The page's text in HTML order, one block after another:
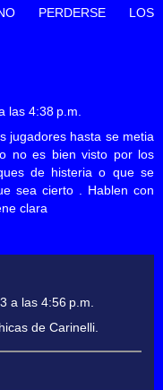
PERDERSE LOS
las 4:38 p.m.
jugadores hasta se metia
no es bien visto por los
de histeria o que se
sea cierto . Hablen con
clara
a las 4:56 p.m.
de Carinelli.